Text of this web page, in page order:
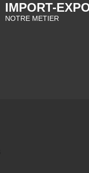
IMPORT-
NOTRE METIER